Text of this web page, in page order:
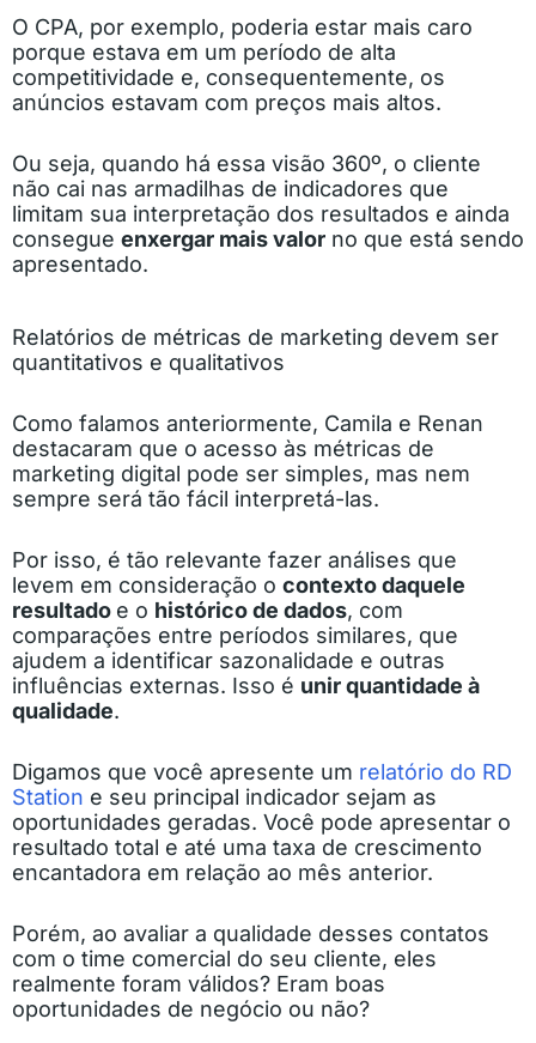
O CPA, por exemplo, poderia estar mais caro
porque estava em um período de alta
competitividade e, consequentemente, os
anúncios estavam com preços mais altos.
Ou seja, quando há essa visão 360º, o cliente
não cai nas armadilhas de indicadores que
limitam sua interpretação dos resultados e ainda
consegue enxergar mais valor no que está sendo
apresentado.
Relatórios de métricas de marketing devem ser
quantitativos e qualitativos
Como falamos anteriormente, Camila e Renan
destacaram que o acesso às métricas de
marketing digital pode ser simples, mas nem
sempre será tão fácil interpretá-las.
Por isso, é tão relevante fazer análises que
levem em consideração o contexto daquele
resultado e o histórico de dados, com
comparações entre períodos similares, que
ajudem a identificar sazonalidade e outras
influências externas. Isso é unir quantidade à
qualidade.
Digamos que você apresente um relatório do RD
Station e seu principal indicador sejam as
oportunidades geradas. Você pode apresentar o
resultado total e até uma taxa de crescimento
encantadora em relação ao mês anterior.
Porém, ao avaliar a qualidade desses contatos
com o time comercial do seu cliente, eles
realmente foram válidos? Eram boas
oportunidades de negócio ou não?